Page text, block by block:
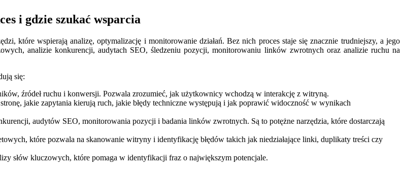
i gdzie szukać wsparcia
które wspierają analizę, optymalizację i monitorowanie działań. Bez nich proces staje się znacznie trudniejszy, a jego
analizie konkurencji, audytach SEO, śledzeniu pozycji, monitorowaniu linków zwrotnych oraz analizie ruchu na
się:
źródeł ruchu i konwersji. Pozwala zrozumieć, jak użytkownicy wchodzą w interakcję z witryną.
jakie zapytania kierują ruch, jakie błędy techniczne występują i jak poprawić widoczność w wynikach
audytów SEO, monitorowania pozycji i badania linków zwrotnych. Są to potężne narzędzia, które dostarczają
które pozwala na skanowanie witryny i identyfikację błędów takich jak niedziałające linki, duplikaty treści czy
słów kluczowych, które pomaga w identyfikacji fraz o największym potencjale.